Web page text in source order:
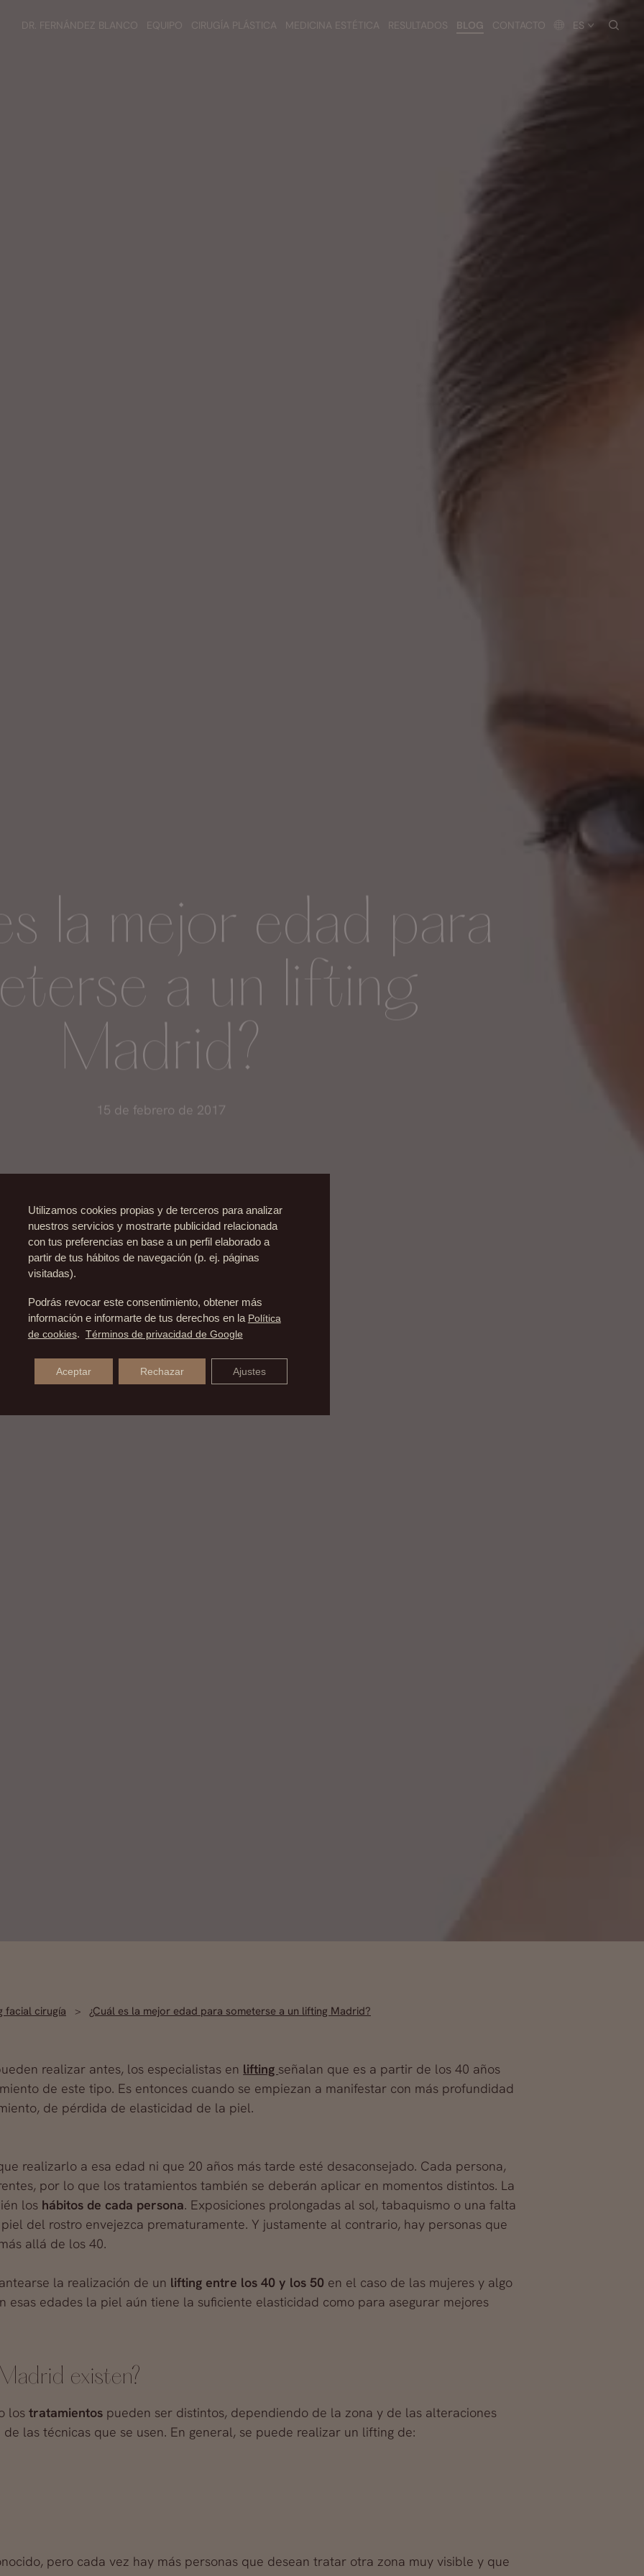
DR. FERNÁNDEZ BLANCO EQUIPO CIRUGÍA PLÁSTICA MEDICINA ESTÉTICA RESULTADOS BLOG CONTACTO ES
la mejor edad para
a un lifting
Madrid?
15 de febrero de 2017
facial cirugía ¿Cuál es la mejor edad para someterse a un lifting Madrid?
realizar antes, los especialistas en lifting señalan que es a partir de los 40 años
de este tipo. Es entonces cuando se empiezan a manifestar con más profundidad
de pérdida de elasticidad de la piel.
realizarlo a esa edad ni que 20 años más tarde esté desaconsejado. Cada persona,
por lo que los tratamientos también se deberán aplicar en momentos distintos. La
los hábitos de cada persona. Exposiciones prolongadas al sol, tabaquismo o una falta
del rostro envejezca prematuramente. Y justamente al contrario, hay personas que
allá de los 40.
la realización de un lifting entre los 40 y los 50 en el caso de las mujeres y algo
esas edades la piel aún tiene la suficiente elasticidad como para asegurar mejores
existen?
lostratamientos pueden ser distintos, dependiendo de la zona y de las alteraciones
las técnicas que se usen. En general, se puede realizar un lifting de:
pero cada vez hay más personas que desean tratar otra zona muy visible y que
Utilizamos cookies propias y de terceros para analizar
nuestros servicios y mostrarte publicidad relacionada
con tus preferencias en base a un perfil elaborado a
partir de tus hábitos de navegación (p. ej. páginas
visitadas).
Podrás revocar este consentimiento, obtener más
información e informarte de tus derechos en la Política
de cookies. Términos de privacidad de Google
Aceptar Rechazar Ajustes